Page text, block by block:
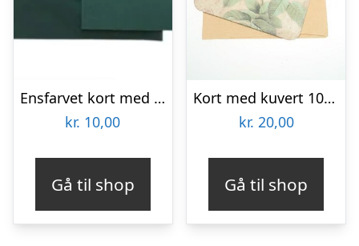
Ensfarvet kort med kuvert – Mørk Grøn
kr. 10,00
Gå til shop
Kort med kuvert 10,5 x 15 cm
kr. 20,00
Gå til shop